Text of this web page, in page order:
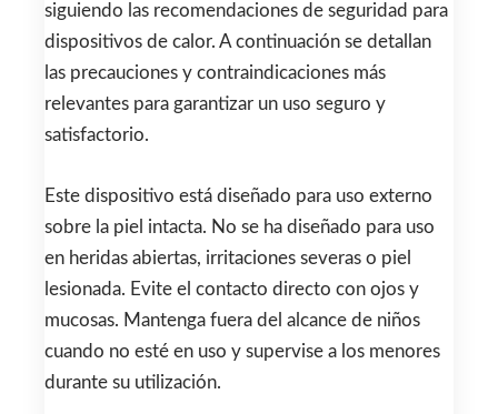
siguiendo las recomendaciones de seguridad para
dispositivos de calor. A continuación se detallan
las precauciones y contraindicaciones más
relevantes para garantizar un uso seguro y
satisfactorio.
Este dispositivo está diseñado para uso externo
sobre la piel intacta. No se ha diseñado para uso
en heridas abiertas, irritaciones severas o piel
lesionada. Evite el contacto directo con ojos y
mucosas. Mantenga fuera del alcance de niños
cuando no esté en uso y supervise a los menores
durante su utilización.